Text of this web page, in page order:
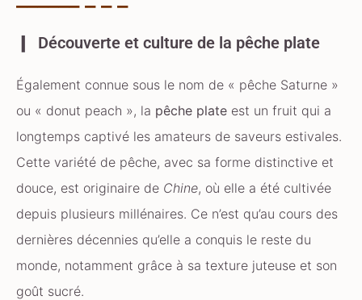
Découverte et culture de la pêche plate
Également connue sous le nom de « pêche Saturne »
ou « donut peach », la pêche plate est un fruit qui a
longtemps captivé les amateurs de saveurs estivales.
Cette variété de pêche, avec sa forme distinctive et
douce, est originaire de Chine, où elle a été cultivée
depuis plusieurs millénaires. Ce n’est qu’au cours des
dernières décennies qu’elle a conquis le reste du
monde, notamment grâce à sa texture juteuse et son
goût sucré.